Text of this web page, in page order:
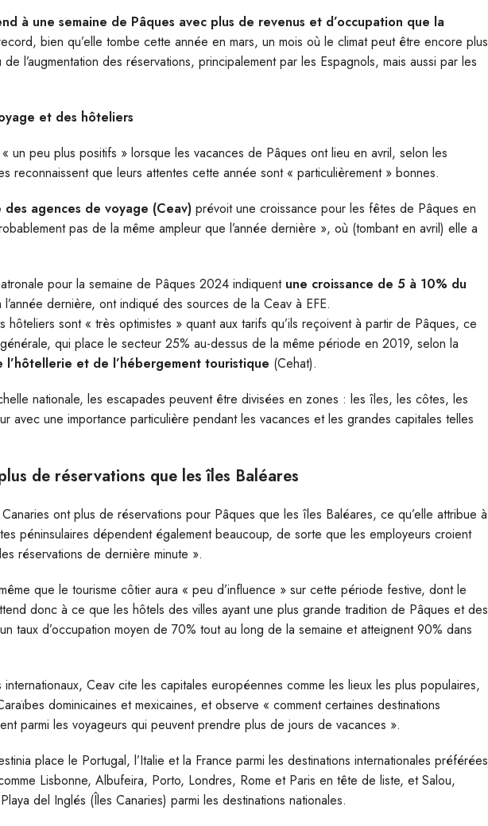
à une semaine de Pâques avec plus de revenus et d’occupation que la
bien qu’elle tombe cette année en mars, un mois où le climat peut être encore plus
l’augmentation des réservations, principalement par les Espagnols, mais aussi par les
et des hôteliers
un peu plus positifs » lorsque les vacances de Pâques ont lieu en avril, selon les
reconnaissent que leurs attentes cette année sont « particulièrement » bonnes.
agences de voyage (Ceav) prévoit une croissance pour les fêtes de Pâques en
pas de la même ampleur que l’année dernière », où (tombant en avril) elle a
pour la semaine de Pâques 2024 indiquentune croissance de 5 à 10% du
dernière, ont indiqué des sources de la Ceav à EFE.
hôteliers sont « très optimistes » quant aux tarifs qu’ils reçoivent à partir de Pâques, ce
qui place le secteur 25% au-dessus de la même période en 2019, selon la
et de l’hébergement touristique (Cehat).
nationale, les escapades peuvent être divisées en zones : les îles, les côtes, les
avec une importance particulière pendant les vacances et les grandes capitales telles
de réservations que les îles Baléares
ont plus de réservations pour Pâques que les îles Baléares, ce qu’elle attribue à
péninsulaires dépendent également beaucoup, de sorte que les employeurs croient
réservations de dernière minute ».
que le tourisme côtier aura « peu d’influence » sur cette période festive, dont le
donc à ce que les hôtels des villes ayant une plus grande tradition de Pâques et des
taux d’occupation moyen de 70% tout au long de la semaine et atteignent 90% dans
Ceav cite les capitales européennes comme les lieux les plus populaires,
dominicaines et mexicaines, et observe « comment certaines destinations
parmi les voyageurs qui peuvent prendre plus de jours de vacances ».
place le Portugal, l’Italie et la France parmi les destinations internationales préférées
Lisbonne, Albufeira, Porto, Londres, Rome et Paris en tête de liste, et Salou,
del Inglés (Îles Canaries) parmi les destinations nationales.